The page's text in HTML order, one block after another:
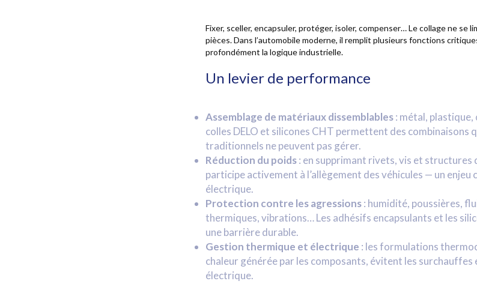
Fixer, sceller, encapsuler, protéger, isoler, compenser… Le collage ne se
pièces. Dans l’automobile moderne, il remplit plusieurs fonctions
profondément la logique industrielle.
Un levier de performance
Assemblage de matériaux dissemblables: métal,
colles DELO et silicones CHT permettent des combinaisons
traditionnels ne peuvent pas gérer.
Réduction du poids: en supprimant rivets, vis et structures
participe activement à l’allègement des véhicules — un enjeu
électrique.
Protection contre les agressions: humidité, poussières,
thermiques, vibrations… Les adhésifs encapsulants et les
une barrière durable.
Gestion thermique et électrique : les formulations
chaleur générée par les composants, évitent les surchauffes
électrique.